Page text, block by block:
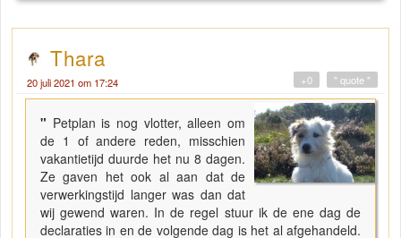
Thara
20 juli 2021 om 17:24 " quote "
+0
" Petplan is nog vlotter, alleen om
de 1 of andere reden, misschien
vakantietijd duurde het nu 8 dagen.
Ze gaven het ook al aan dat de
verwerkingstijd langer was dan dat
wij gewend waren. In de regel stuur ik de ene dag de
declaraties in en de volgende dag is het al afgehandeld.